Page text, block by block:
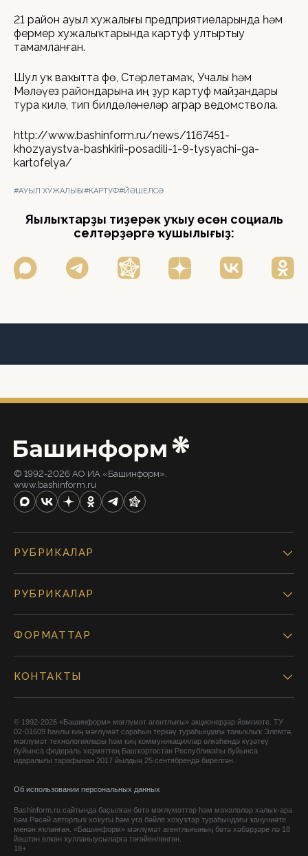
21 район ауыл хужалығы предприятиеларында һәм
фермер хужалыҡтарында картуф ултыртыу
тамамланған.
Шул уҡ ваҡытта Өфө, Стәрлетамаҡ, Учалы һәм
Мәләүез райондарына иң ҙур картуф майҙандары
тура килә, тип билдәләнеләр аграр ведомствола.
http://www.bashinform.ru/news/1167451-
khozyaystva-bashkirii-posadili-1-9-tysyachi-ga-
kartofelya/
#АУЫЛ ХУЖАЛЫҒЫ#КАРТУФ#ЙӘШЕЛСӘ
Яңылыҡтарҙы тиҙерәк уҡыу өсөн социаль
селтәрҙәргә ҡушылығыҙ:
© 1992-2026 АО ИА «Башинформ».
www.bashinform.ru
РУБРИКАЛАР
РУБРИКАЛАР
ФОРМАТТАР
КОНТАКТЫ
© 1992-2026 «Башинформ» мәғлүмәт агентлығы» акционерҙар йәмғиәте. ТУ
02-01609 һанлы киң мәғлүмәт сараһын теркәү тураһындағы таныҡлыҡ Элемтә,
мәғлүмәт технологиялары һәм киң коммуникациялар өлкәһендә күҙәтеү
буйынса федераль хеҙмәттең Башҡортостан Республикаһы буйынса
идаралығы тарафынан 2017 йылдың 25 сентябрендә бирелгән.
Об использовании персональных данных
Bashinform.ru сайтында баҫылған бөтә мәғлүмәттәр һәм мәҡәләләр халыҡ-ара
һәм Рәсәй авторлыҡ хоҡуғы һәм уға бәйле хоҡуҡтар тураһындағы ҡануниәте
менән яҡланған. «Башинформ» мәғлүмәт агентлығының бөтә хәбәрҙәре лә 18
йәштән өлкән ҡулланыусыларға тәғәйенләнгән.
18+